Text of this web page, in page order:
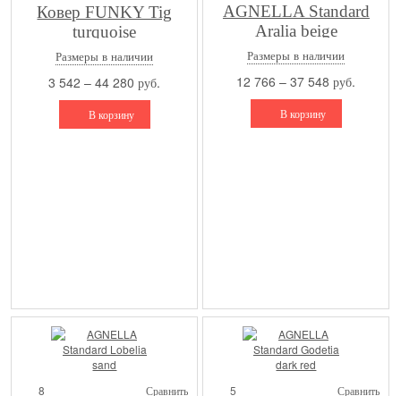
Ковер FUNKY Tig
turquoise
Размеры в наличии
3 542 – 44 280 руб.
В корзину
AGNELLA Standard
Aralia beige
Размеры в наличии
12 766 – 37 548 руб.
В корзину
8 Сравнить 5 Сравнить